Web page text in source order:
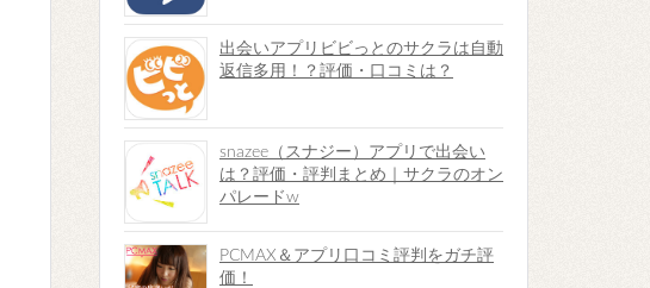
出会いアプリビビっとのサクラは自動
返信多用！？評価・口コミは？
snazee（スナジー）アプリで出会い
は？評価・評判まとめ｜サクラのオン
パレードw
PCMAX＆アプリ口コミ評判をガチ評
価！